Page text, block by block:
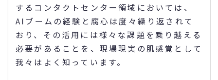
するコンタクトセンター領域においては、
AIブームの経験と腐心は度々繰り返されて
おり、その活用には様々な課題を乗り越える
必要があることを、現場現実の肌感覚として
我々はよく知っています。